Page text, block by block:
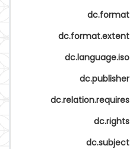
dc.format
dc.format.extent
dc.language.iso
dc.publisher
dc.relation.requires
dc.rights
dc.subject